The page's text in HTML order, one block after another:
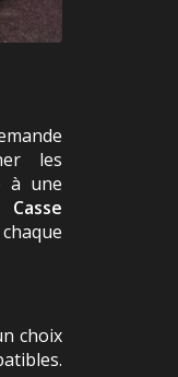
les
à une
choix